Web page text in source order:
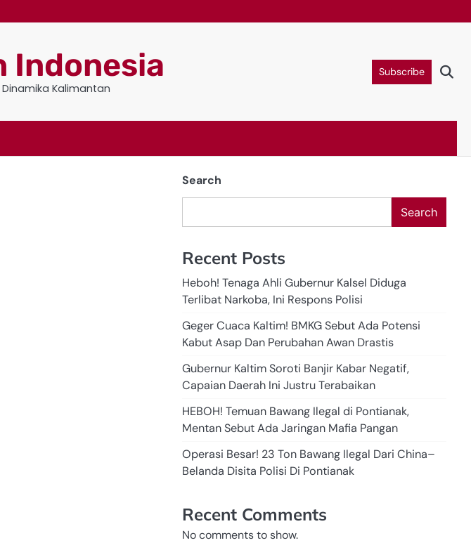
Indonesia
Kalimantan
Subscribe
Search
Search
Recent Posts
Heboh! Tenaga Ahli Gubernur Kalsel Diduga
Terlibat Narkoba, Ini Respons Polisi
Geger Cuaca Kaltim! BMKG Sebut Ada Potensi
Kabut Asap Dan Perubahan Awan Drastis
Gubernur Kaltim Soroti Banjir Kabar Negatif,
Capaian Daerah Ini Justru Terabaikan
HEBOH! Temuan Bawang Ilegal di Pontianak,
Mentan Sebut Ada Jaringan Mafia Pangan
Operasi Besar! 23 Ton Bawang Ilegal Dari China–
Belanda Disita Polisi Di Pontianak
Recent Comments
No comments to show.